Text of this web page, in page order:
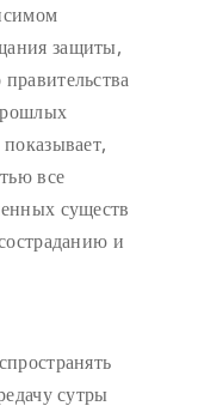
защиты,
все
существ
и
сутры